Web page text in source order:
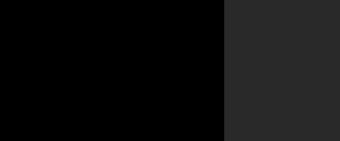
10 1.6mm. Deze scheerkop is veelzijdig en wordt gebruikt
met plastic opzetkammen.